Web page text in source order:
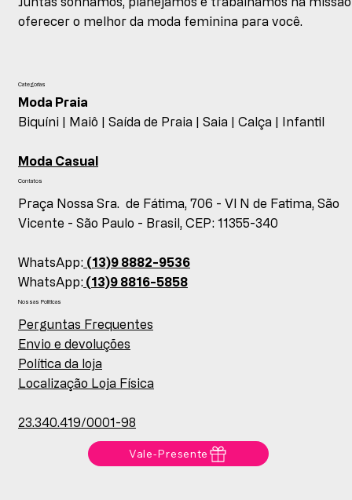
oferecer o melhor da moda feminina para você.
Categorias
Moda Praia
Biquíni | Maiô |Saída de Praia |Saia |Calça | Infantil
Moda Casual
Contatos
Praça Nossa Sra. de Fátima, 706 - Vl N de Fatima, São
Vicente - São Paulo - Brasil, CEP: 11355-340
WhatsApp: (13)9 8882-9536
WhatsApp: (13)9 8816-5858
Nossas Políticas
Perguntas Frequentes
Envio e devoluções
Política da loja
Localização Loja Física
23.340.419/0001-98
Vale-Presente